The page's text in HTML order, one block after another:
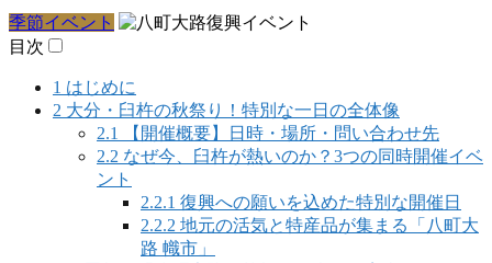
季節イベント
目次
1 はじめに
2 大分・臼杵の秋祭り！特別な一日の全体像
2.1
【開催概要】日時・場所・問い合わせ先
2.2 なぜ今、臼杵が熱いのか？3つの同時開催イベ
ント
2.2.1 復興への願いを込めた特別な開催日
2.2.2 地元の活気と特産品が集まる「八町大
路 幟市」